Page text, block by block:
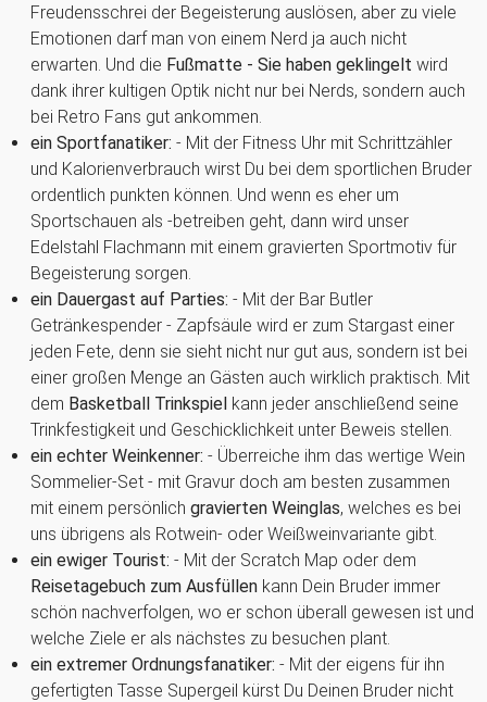
Freudensschrei der Begeisterung auslösen, aber zu viele
Emotionen darf man von einem Nerd ja auch nicht
erwarten. Und die Fußmatte - Sie haben geklingelt wird
dank ihrer kultigen Optik nicht nur bei Nerds, sondern auch
bei Retro Fans gut ankommen.
ein Sportfanatiker: - Mit der Fitness Uhr mit Schrittzähler
und Kalorienverbrauch wirst Du bei dem sportlichen Bruder
ordentlich punkten können. Und wenn es eher um
Sportschauen als -betreiben geht, dann wird unser
Edelstahl Flachmann mit einem gravierten Sportmotiv für
Begeisterung sorgen.
ein Dauergast auf Parties: - Mit der Bar Butler
Getränkespender - Zapfsäule wird er zum Stargast einer
jeden Fete, denn sie sieht nicht nur gut aus, sondern ist bei
einer großen Menge an Gästen auch wirklich praktisch. Mit
dem Basketball Trinkspiel kann jeder anschließend seine
Trinkfestigkeit und Geschicklichkeit unter Beweis stellen.
ein echter Weinkenner: - Überreiche ihm das wertige Wein
Sommelier-Set - mit Gravur doch am besten zusammen
mit einem persönlich gravierten Weinglas, welches es bei
uns übrigens als Rotwein- oder Weißweinvariante gibt.
ein ewiger Tourist: - Mit der Scratch Map oder dem
Reisetagebuch zum Ausfüllen kann Dein Bruder immer
schön nachverfolgen, wo er schon überall gewesen ist und
welche Ziele er als nächstes zu besuchen plant.
ein extremer Ordnungsfanatiker: - Mit der eigens für ihn
gefertigten Tasse Supergeil kürst Du Deinen Bruder nicht